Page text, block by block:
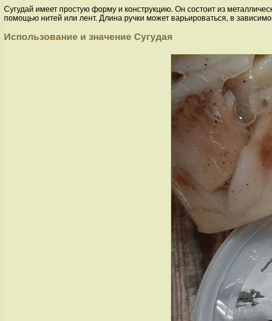
Сугудай имеет простую форму и конструкцию. Он состоит из
помощью нитей или лент. Длина ручки может варьироваться, в
Использование и значение Сугудая